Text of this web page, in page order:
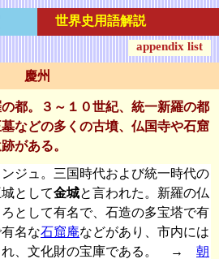
世界史用語解説
appendix list
慶州
都。３～１０世紀、統一新羅の都
などの多くの古墳、仏国寺や石窟
がある。
ジュ。三国時代および統一時代の
として金城と言われた。新羅の仏
として有名で、石造の多宝塔で有
名な石窟庵などがあり、市内には
れ、文化財の宝庫である。 → 朝